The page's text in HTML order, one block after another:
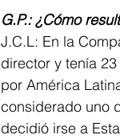
G.P.: ¿Cómo
J.C.L: En la
director y tenía
por América
considerado uno
decidió irse a